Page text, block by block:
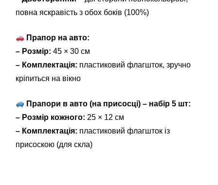
повна яскравість з обох боків (100%)
Прапор на авто:
– Розмір: 45 × 30 см
– Комплектація: пластиковий флагшток, зручно
кріпиться на вікно
Прапори в авто (на присосці) – набір 5 шт:
– Розмір кожного: 25 × 12 см
– Комплектація: пластиковий флагшток із
присоскою (для скла)